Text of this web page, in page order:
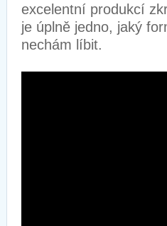
excelentní produkcí
je úplně jedno, jaký
nechám líbit.